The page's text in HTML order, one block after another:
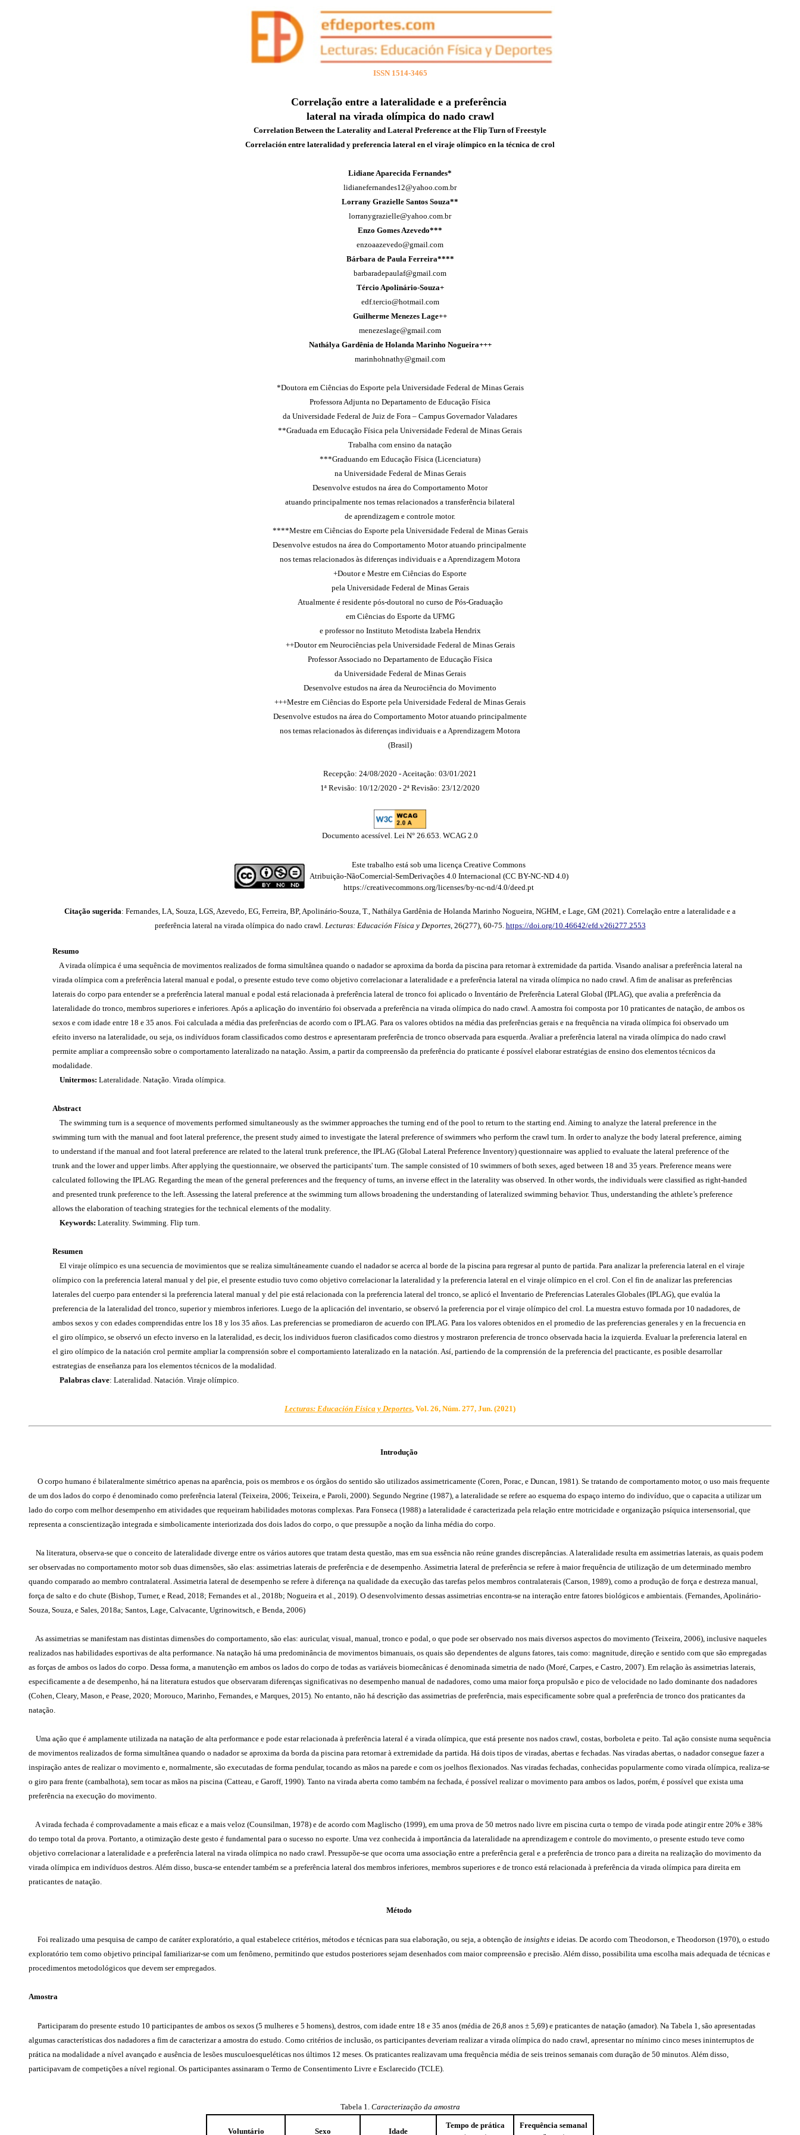
ISSN 1514-3465
Correlação entre a lateralidade e a preferência
lateral na virada olímpica do nado crawl
Correlation Between the Laterality and Lateral Preference at the Flip Turn of Freestyle
Correlación entre lateralidad y preferencia lateral en el viraje olímpico en la técnica de crol
Lidiane Aparecida Fernandes*
lidianefernandes12@yahoo.com.br
Lorrany Grazielle Santos Souza**
lorranygrazielle@yahoo.com.br
Enzo Gomes Azevedo***
enzoaazevedo@gmail.com
Bárbara de Paula Ferreira****
barbaradepaulaf@gmail.com
Tércio Apolinário-Souza+
edf.tercio@hotmail.com
Guilherme Menezes Lage++
menezeslage@gmail.com
Nathálya Gardênia de Holanda Marinho Nogueira+++
marinhohnathy@gmail.com
*Doutora em Ciências do Esporte pela Universidade Federal de Minas Gerais
Professora Adjunta no Departamento de Educação Física
da Universidade Federal de Juiz de Fora – Campus Governador Valadares
**Graduada em Educação Física pela Universidade Federal de Minas Gerais
Trabalha com ensino da natação
***Graduando em Educação Física (Licenciatura)
na Universidade Federal de Minas Gerais
Desenvolve estudos na área do Comportamento Motor
atuando principalmente nos temas relacionados a transferência bilateral
de aprendizagem e controle motor.
****Mestre em Ciências do Esporte pela Universidade Federal de Minas Gerais
Desenvolve estudos na área do Comportamento Motor atuando principalmente
nos temas relacionados às diferenças individuais e a Aprendizagem Motora
+Doutor e Mestre em Ciências do Esporte
pela Universidade Federal de Minas Gerais
Atualmente é residente pós-doutoral no curso de Pós-Graduação
em Ciências do Esporte da UFMG
e professor no Instituto Metodista Izabela Hendrix
++Doutor em Neurociências pela Universidade Federal de Minas Gerais
Professor Associado no Departamento de Educação Física
da Universidade Federal de Minas Gerais
Desenvolve estudos na área da Neurociência do Movimento
+++Mestre em Ciências do Esporte pela Universidade Federal de Minas Gerais
Desenvolve estudos na área do Comportamento Motor atuando principalmente
nos temas relacionados às diferenças individuais e a Aprendizagem Motora
(Brasil)
Recepção: 24/08/2020 - Aceitação: 03/01/2021
1ª Revisão: 10/12/2020 - 2ª Revisão: 23/12/2020
Documento acessível. Lei N° 26.653. WCAG 2.0
Este trabalho está sob uma licença Creative Commons
Atribuição-NãoComercial-SemDerivações 4.0 Internacional (CC BY-NC-ND 4.0)
https://creativecommons.org/licenses/by-nc-nd/4.0/deed.pt
Citação sugerida: Fernandes, LA, Souza, LGS, Azevedo, EG, Ferreira, BP, Apolinário-Souza, T., Nathálya Gardênia de Holanda Marinho Nogueira, NGHM, e Lage, GM (2021). Correlação entre a lateralidade e a
preferência lateral na virada olímpica do nado crawl. Lecturas: Educación Física y Deportes, 26(277), 60-75. https://doi.org/10.46642/efd.v26i277.2553
Resumo
A virada olímpica é uma sequência de movimentos realizados de forma simultânea quando o nadador se aproxima da borda da piscina para retornar à extremidade da partida. Visando analisar a preferência lateral na
virada olímpica com a preferência lateral manual e podal, o presente estudo teve como objetivo correlacionar a lateralidade e a preferência lateral na virada olímpica no nado crawl. A fim de analisar as preferências
laterais do corpo para entender se a preferência lateral manual e podal está relacionada à preferência lateral de tronco foi aplicado o Inventário de Preferência Lateral Global (IPLAG), que avalia a preferência da
lateralidade do tronco, membros superiores e inferiores. Após a aplicação do inventário foi observada a preferência na virada olímpica do nado crawl. A amostra foi composta por 10 praticantes de natação, de ambos os
sexos e com idade entre 18 e 35 anos. Foi calculada a média das preferências de acordo com o IPLAG. Para os valores obtidos na média das preferências gerais e na frequência na virada olímpica foi observado um
efeito inverso na lateralidade, ou seja, os indivíduos foram classificados como destros e apresentaram preferência de tronco observada para esquerda. Avaliar a preferência lateral na virada olímpica do nado crawl
permite ampliar a compreensão sobre o comportamento lateralizado na natação. Assim, a partir da compreensão da preferência do praticante é possível elaborar estratégias de ensino dos elementos técnicos da
modalidade.
Unitermos: Lateralidade. Natação. Virada olímpica.
Abstract
The swimming turn is a sequence of movements performed simultaneously as the swimmer approaches the turning end of the pool to return to the starting end. Aiming to analyze the lateral preference in the
swimming turn with the manual and foot lateral preference, the present study aimed to investigate the lateral preference of swimmers who perform the crawl turn. In order to analyze the body lateral preference, aiming
to understand if the manual and foot lateral preference are related to the lateral trunk preference, the IPLAG (Global Lateral Preference Inventory) questionnaire was applied to evaluate the lateral preference of the
trunk and the lower and upper limbs. After applying the questionnaire, we observed the participants' turn. The sample consisted of 10 swimmers of both sexes, aged between 18 and 35 years. Preference means were
calculated following the IPLAG. Regarding the mean of the general preferences and the frequency of turns, an inverse effect in the laterality was observed. In other words, the individuals were classified as right-handed
and presented trunk preference to the left. Assessing the lateral preference at the swimming turn allows broadening the understanding of lateralized swimming behavior. Thus, understanding the athlete’s preference
allows the elaboration of teaching strategies for the technical elements of the modality.
Keywords: Laterality. Swimming. Flip turn.
Resumen
El viraje olímpico es una secuencia de movimientos que se realiza simultáneamente cuando el nadador se acerca al borde de la piscina para regresar al punto de partida. Para analizar la preferencia lateral en el viraje
olímpico con la preferencia lateral manual y del pie, el presente estudio tuvo como objetivo correlacionar la lateralidad y la preferencia lateral en el viraje olímpico en el crol. Con el fin de analizar las preferencias
laterales del cuerpo para entender si la preferencia lateral manual y del pie está relacionada con la preferencia lateral del tronco, se aplicó el Inventario de Preferencias Laterales Globales (IPLAG), que evalúa la
preferencia de la lateralidad del tronco, superior y miembros inferiores. Luego de la aplicación del inventario, se observó la preferencia por el viraje olímpico del crol. La muestra estuvo formada por 10 nadadores, de
ambos sexos y con edades comprendidas entre los 18 y los 35 años. Las preferencias se promediaron de acuerdo con IPLAG. Para los valores obtenidos en el promedio de las preferencias generales y en la frecuencia en
el giro olímpico, se observó un efecto inverso en la lateralidad, es decir, los individuos fueron clasificados como diestros y mostraron preferencia de tronco observada hacia la izquierda. Evaluar la preferencia lateral en
el giro olímpico de la natación crol permite ampliar la comprensión sobre el comportamiento lateralizado en la natación. Así, partiendo de la comprensión de la preferencia del practicante, es posible desarrollar
estrategias de enseñanza para los elementos técnicos de la modalidad.
Palabras clave: Lateralidad. Natación. Viraje olímpico.
Lecturas: Educación Física y Deportes, Vol. 26, Núm. 277, Jun. (2021)
Introdução
O corpo humano é bilateralmente simétrico apenas na aparência, pois os membros e os órgãos do sentido são utilizados assimetricamente (Coren, Porac, e Duncan, 1981). Se tratando de comportamento motor, o uso mais frequente
de um dos lados do corpo é denominado como preferência lateral (Teixeira, 2006; Teixeira, e Paroli, 2000). Segundo Negrine (1987), a lateralidade se refere ao esquema do espaço interno do indivíduo, que o capacita a utilizar um
lado do corpo com melhor desempenho em atividades que requeiram habilidades motoras complexas. Para Fonseca (1988) a lateralidade é caracterizada pela relação entre motricidade e organização psíquica intersensorial, que
representa a conscientização integrada e simbolicamente interiorizada dos dois lados do corpo, o que pressupõe a noção da linha média do corpo.
Na literatura, observa-se que o conceito de lateralidade diverge entre os vários autores que tratam desta questão, mas em sua essência não reúne grandes discrepâncias. A lateralidade resulta em assimetrias laterais, as quais podem
ser observadas no comportamento motor sob duas dimensões, são elas: assimetrias laterais de preferência e de desempenho. Assimetria lateral de preferência se refere à maior frequência de utilização de um determinado membro
quando comparado ao membro contralateral. Assimetria lateral de desempenho se refere à diferença na qualidade da execução das tarefas pelos membros contralaterais (Carson, 1989), como a produção de força e destreza manual,
força de salto e do chute (Bishop, Turner, e Read, 2018; Fernandes et al., 2018b; Nogueira et al., 2019). O desenvolvimento dessas assimetrias encontra-se na interação entre fatores biológicos e ambientais. (Fernandes, Apolinário-
Souza, Souza, e Sales, 2018a; Santos, Lage, Calvacante, Ugrinowitsch, e Benda, 2006)
As assimetrias se manifestam nas distintas dimensões do comportamento, são elas: auricular, visual, manual, tronco e podal, o que pode ser observado nos mais diversos aspectos do movimento (Teixeira, 2006), inclusive naqueles
realizados nas habilidades esportivas de alta performance. Na natação há uma predominância de movimentos bimanuais, os quais são dependentes de alguns fatores, tais como: magnitude, direção e sentido com que são empregadas
as forças de ambos os lados do corpo. Dessa forma, a manutenção em ambos os lados do corpo de todas as variáveis biomecânicas é denominada simetria de nado (Moré, Carpes, e Castro, 2007). Em relação às assimetrias laterais,
especificamente a de desempenho, há na literatura estudos que observaram diferenças significativas no desempenho manual de nadadores, como uma maior força propulsão e pico de velocidade no lado dominante dos nadadores
(Cohen, Cleary, Mason, e Pease, 2020; Morouco, Marinho, Fernandes, e Marques, 2015). No entanto, não há descrição das assimetrias de preferência, mais especificamente sobre qual a preferência de tronco dos praticantes da
natação.
Uma ação que é amplamente utilizada na natação de alta performance e pode estar relacionada à preferência lateral é a virada olímpica, que está presente nos nados crawl, costas, borboleta e peito. Tal ação consiste numa sequência
de movimentos realizados de forma simultânea quando o nadador se aproxima da borda da piscina para retornar à extremidade da partida. Há dois tipos de viradas, abertas e fechadas. Nas viradas abertas, o nadador consegue fazer a
inspiração antes de realizar o movimento e, normalmente, são executadas de forma pendular, tocando as mãos na parede e com os joelhos flexionados. Nas viradas fechadas, conhecidas popularmente como virada olímpica, realiza-se
o giro para frente (cambalhota), sem tocar as mãos na piscina (Catteau, e Garoff, 1990). Tanto na virada aberta como também na fechada, é possível realizar o movimento para ambos os lados, porém, é possível que exista uma
preferência na execução do movimento.
A virada fechada é comprovadamente a mais eficaz e a mais veloz (Counsilman, 1978) e de acordo com Maglischo (1999), em uma prova de 50 metros nado livre em piscina curta o tempo de virada pode atingir entre 20% e 38%
do tempo total da prova. Portanto, a otimização deste gesto é fundamental para o sucesso no esporte. Uma vez conhecida à importância da lateralidade na aprendizagem e controle do movimento, o presente estudo teve como
objetivo correlacionar a lateralidade e a preferência lateral na virada olímpica no nado crawl. Pressupõe-se que ocorra uma associação entre a preferência geral e a preferência de tronco para a direita na realização do movimento da
virada olímpica em indivíduos destros. Além disso, busca-se entender também se a preferência lateral dos membros inferiores, membros superiores e de tronco está relacionada à preferência da virada olímpica para direita em
praticantes de natação.
Método
Foi realizado uma pesquisa de campo de caráter exploratório, a qual estabelece critérios, métodos e técnicas para sua elaboração, ou seja, a obtenção de insights e ideias. De acordo com Theodorson, e Theodorson (1970), o estudo
exploratório tem como objetivo principal familiarizar-se com um fenômeno, permitindo que estudos posteriores sejam desenhados com maior compreensão e precisão. Além disso, possibilita uma escolha mais adequada de técnicas e
procedimentos metodológicos que devem ser empregados.
Amostra
Participaram do presente estudo 10 participantes de ambos os sexos (5 mulheres e 5 homens), destros, com idade entre 18 e 35 anos (média de 26,8 anos ± 5,69) e praticantes de natação (amador). Na Tabela 1, são apresentadas
algumas características dos nadadores a fim de caracterizar a amostra do estudo. Como critérios de inclusão, os participantes deveriam realizar a virada olímpica do nado crawl, apresentar no mínimo cinco meses ininterruptos de
prática na modalidade a nível avançado e ausência de lesões musculoesqueléticas nos últimos 12 meses. Os praticantes realizavam uma frequência média de seis treinos semanais com duração de 50 minutos. Além disso,
participavam de competições a nível regional. Os participantes assinaram o Termo de Consentimento Livre e Esclarecido (TCLE).
Tabela 1. Caracterização da amostra
Voluntário Sexo Idade
Tempo de prática
Frequência semanal